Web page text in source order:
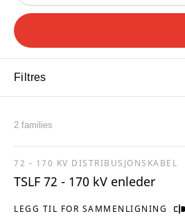
Filtres
2 families
LEGG TIL FOR SAMMENLIGNING
72 - 170 KV DISTRIBUSJONSKABEL
TSLF 72 - 170 kV enleder